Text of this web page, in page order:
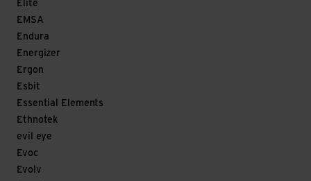
Elite
EMSA
Endura
Energizer
Ergon
Esbit
Essential Elements
Ethnotek
evil eye
Evoc
Evolv